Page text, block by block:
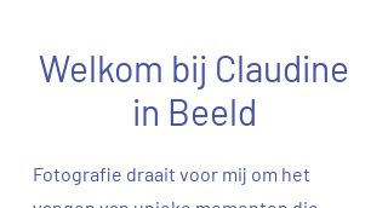
Welkom bij Claudine
in Beeld
Fotografie draait voor mij om het